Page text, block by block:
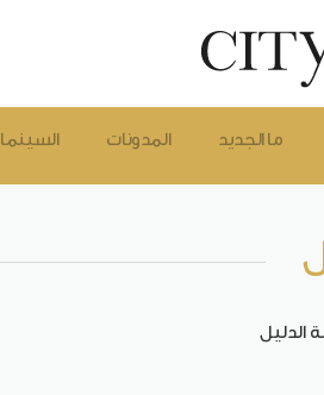
السينما المدونات ما الجديد
الدليل